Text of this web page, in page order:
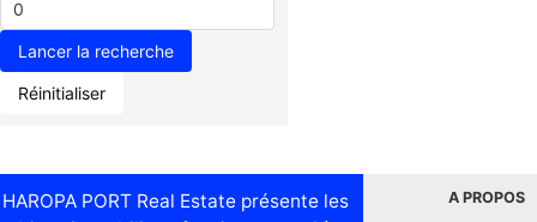
Réinitialiser
HAROPA PORT Real Estate présente les
A PROPOS